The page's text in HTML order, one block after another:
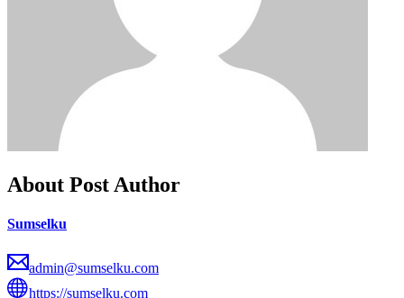
About Post Author
Sumselku
admin@sumselku.com
https://sumselku.com